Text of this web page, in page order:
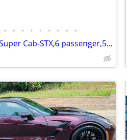
• • • • • • • • •
2014 Ford F150 Super Cab-STX,6 passenger,5.0 Coyote V8,133k,Runs A+